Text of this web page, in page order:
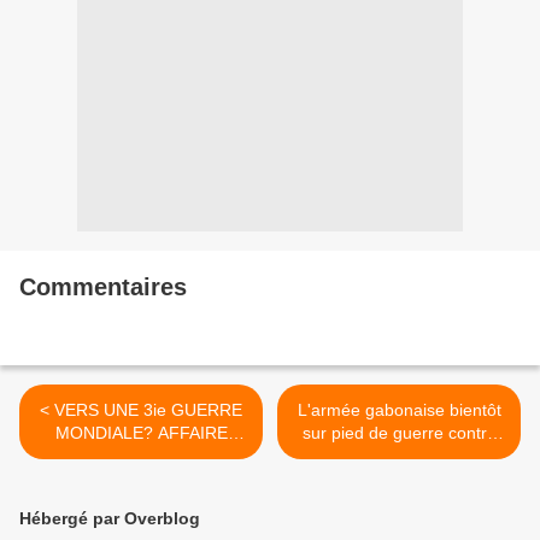
Commentaires
< VERS UNE 3ie GUERRE
MONDIALE? AFFAIRE
UKRAINE... La Russie
L'armée gabonaise bientôt
sur pied de guerre contre
Boko haram >
Hébergé par Overblog